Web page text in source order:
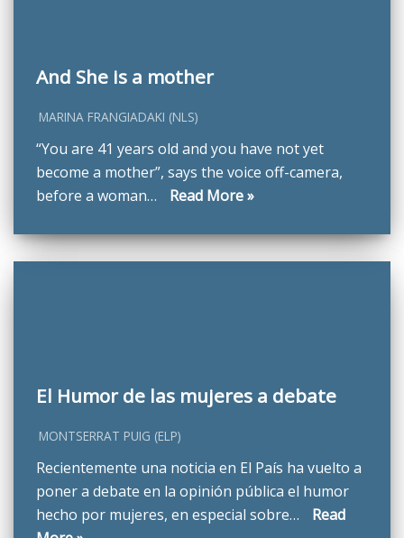
And She is a mother
MARINA FRANGIADAKI (NLS)
“You are 41 years old and you have not yet
become a mother”, says the voice off-camera,
before a woman…
Read More »
El Humor de las mujeres a debate
MONTSERRAT PUIG (ELP)
Recientemente una noticia en El País ha vuelto a
poner a debate en la opinión pública el humor
hecho por mujeres, en especial sobre…
Read